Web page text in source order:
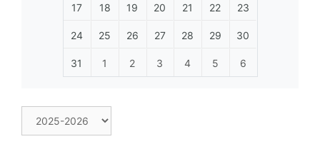
17 18 19 20 21 22 23
24 25 26 27 28 29 30
31 1 2 3 4 5 6